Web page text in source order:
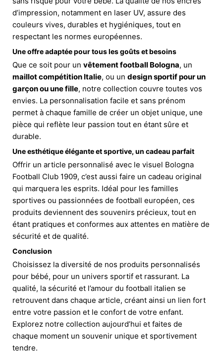
d’impression, notamment en laser UV, assure des
couleurs vives, durables et hygiéniques, tout en
respectant les normes européennes.
Une offre adaptée pour tous les goûts et besoins
Que ce soit pour un vêtement football Bologna, un
maillot compétition Italie, ou un design sportif pour un
garçon ou une fille, notre collection couvre toutes vos
envies. La personnalisation facile et sans prénom
permet à chaque famille de créer un objet unique, une
pièce qui reflète leur passion tout en étant sûre et
durable.
Une esthétique élégante et sportive, un cadeau parfait
Offrir un article personnalisé avec le visuel Bologna
Football Club 1909, c’est aussi faire un cadeau original
qui marquera les esprits. Idéal pour les familles
sportives ou passionnées de football européen, ces
produits deviennent des souvenirs précieux, tout en
étant pratiques et conformes aux attentes en matière de
sécurité et de qualité.
Conclusion
Choisissez la diversité de nos produits personnalisés
pour bébé, pour un univers sportif et rassurant. La
qualité, la sécurité et l’amour du football italien se
retrouvent dans chaque article, créant ainsi un lien fort
entre votre passion et le confort de votre enfant.
Explorez notre collection aujourd’hui et faites de
chaque moment un souvenir unique et sportivement
tendre.